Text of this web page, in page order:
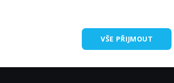
VŠE PŘIJMOUT